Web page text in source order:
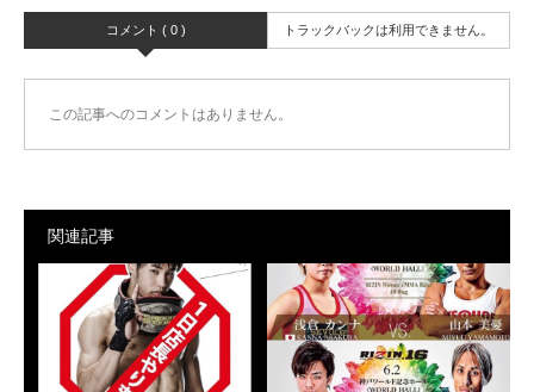
コメント ( 0 ) トラックバックは利用できません。
この記事へのコメントはありません。
関連記事